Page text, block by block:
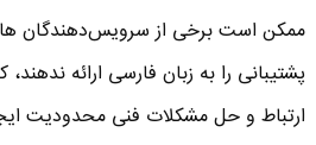
ممکن است برخی از سرویس‌دهندگان
پشتیبانی را به زبان فارسی ارائه
ارتباط و حل مشکلات فنی محدودیت